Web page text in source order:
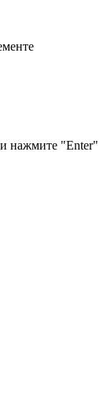
нажмите "Enter"